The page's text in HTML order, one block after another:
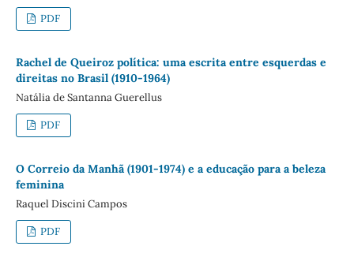
PDF
Rachel de Queiroz política: uma escrita entre esquerdas e
direitas no Brasil (1910-1964)
Natália de Santanna Guerellus
PDF
O Correio da Manhã (1901-1974) e a educação para a beleza
feminina
Raquel Discini Campos
PDF